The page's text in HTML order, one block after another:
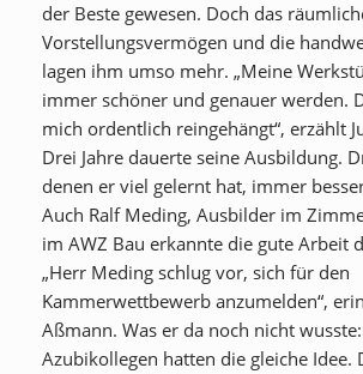
der Beste gewesen. Doch das
Vorstellungsvermögen und die
lagen ihm umso mehr. „Meine
immer schöner und genauer werden.
mich ordentlich reingehängt“, erzählt
Drei Jahre dauerte seine Ausbildung.
denen er viel gelernt hat, immer
Auch Ralf Meding, Ausbilder im
im AWZ Bau erkannte die gute Arbeit
„Herr Meding schlug vor, sich für den
Kammerwettbewerb anzumelden“,
Aßmann. Was er da noch nicht
Azubikollegen hatten die gleiche Idee.